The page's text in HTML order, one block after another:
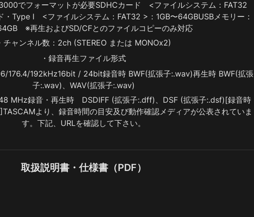
でフォーマットが必要SDHCカード　<ファイルシステム：FAT32
Type I　<ファイルシステム：FAT32 >：1GB〜64GBUSBメモリー：
　※再生およびSD/CFとのファイルコピーのみ対応
チャンネル数：2ch (STEREO または MONOx2)
・録音再生ファイル形式
176.4/192kHz16bit / 24bit録音時 BWF(拡張子:.wav)再生時 BWF(拡張
子:.wav)、WAV(拡張子:.wav)
MHz録音・再生時　DSDIFF (拡張子:.dff)、DSF (拡張子:.dsf)[録音時
より、録音時間の目安及び動作確認メディアが公表されていま
す。下記、URLを確認して下さい。
取扱説明書・仕様書（PDF）